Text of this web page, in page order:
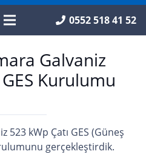
0552 518 41 52
Galvaniz
Kurulumu
523 kWp Çatı GES (Güneş
gerçekleştirdik.